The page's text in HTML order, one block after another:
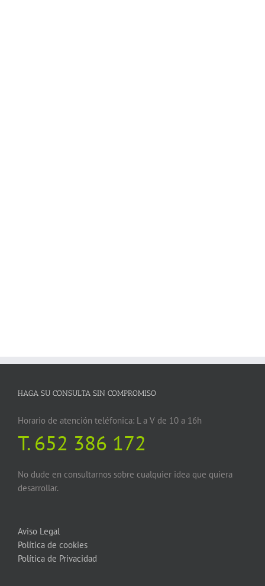
HAGA SU CONSULTA SIN COMPROMISO
Horario de atención teléfonica: L a V de 10 a 16h
T.652 386 172
No dude en consultarnos sobre cualquier idea que quiera
desarrollar.
Aviso Legal
Política de cookies
Política de Privacidad